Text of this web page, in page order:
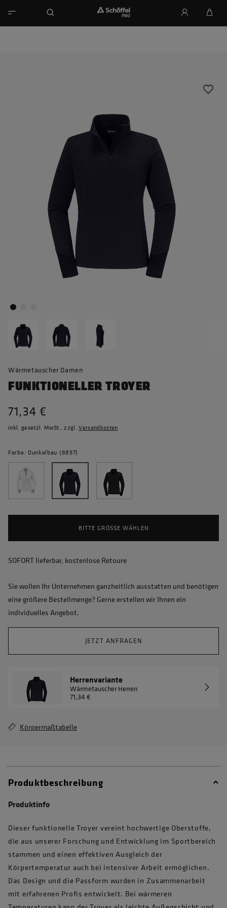
Wärmetauscher Damen
FUNKTIONELLER TROYER
71,34 €
inkl. gesetzl. MwSt., zzgl.Versandkosten
Farbe: Dunkelbau (8897)
BITTE GRÖSSE WÄHLEN
SOFORT lieferbar, kostenlose Retoure
Sie wollen Ihr Unternehmen ganzheitlich ausstatten und benötigen
eine größere Bestellmenge? Gerne erstellen wir Ihnen ein
individuelles Angebot.
JETZT ANFRAGEN
Herrenvariante
Wärmetauscher Herren
71,34 €
Körpermaßtabelle
Produktbeschreibung
Produktinfo
Dieser funktionelle Troyer vereint hochwertige Oberstoffe,
die aus unserer Forschung und Entwicklung im Sportbereich
stammen und einen effektiven Ausgleich der
Körpertemperatur auch bei intensiver Arbeit ermöglichen.
Das Design und die Passform wurden in Zusammenarbeit
mit erfahrenen Profis entwickelt. Bei wärmeren